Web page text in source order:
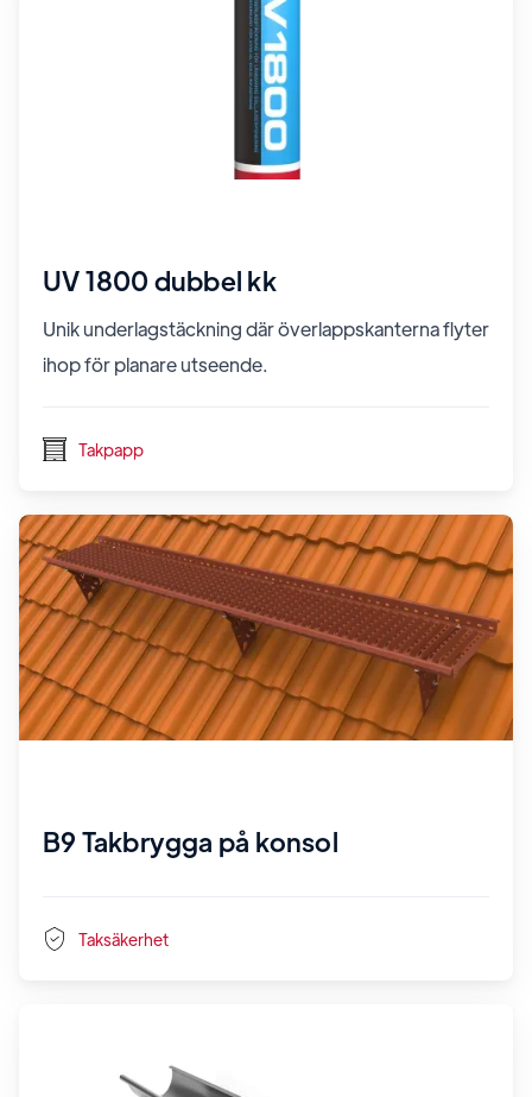
UV 1800 dubbel kk
Unik underlagstäckning där överlappskanterna flyter
ihop för planare utseende.
Takpapp
B9 Takbrygga på konsol
Taksäkerhet